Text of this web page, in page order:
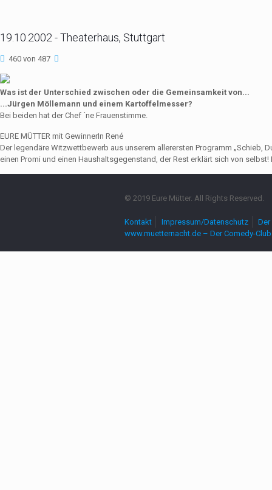
19.10.2002 - Theaterhaus, Stuttgart
460 von 487
Was ist der Unterschied zwischen oder die Gemeinsamkeit von...
...Jürgen Möllemann und einem Kartoffelmesser?
Bei beiden hat der Chef ´ne Frauenstimme.
EURE MÜTTER mit GewinnerIn René
Der legendäre Witzwettbewerb aus unserem allerersten Programm „Schieb,
einen Promi und einen Haushaltsgegenstand, der Rest erklärt sich von
© 2019 Eure Mütter. All Rights Reserved.
Kontakt Impressum/Datenschutz
www.muetternacht.de – Der Comedy-Club